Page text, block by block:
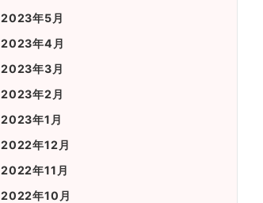
2023年5月
2023年4月
2023年3月
2023年2月
2023年1月
2022年12月
2022年11月
2022年10月